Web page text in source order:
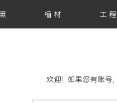
植 材 工 程
欢迎! 如果您有账号,